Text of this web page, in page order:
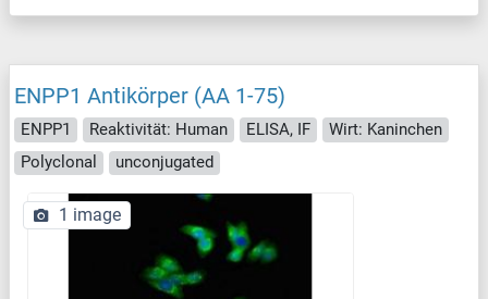
ENPP1 Antikörper (AA 1-75)
ENPP1 Reaktivität: Human ELISA, IF
Wirt: Kaninchen
Polyclonal
unconjugated
1 image